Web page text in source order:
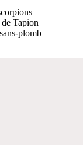
Tapion
plomb